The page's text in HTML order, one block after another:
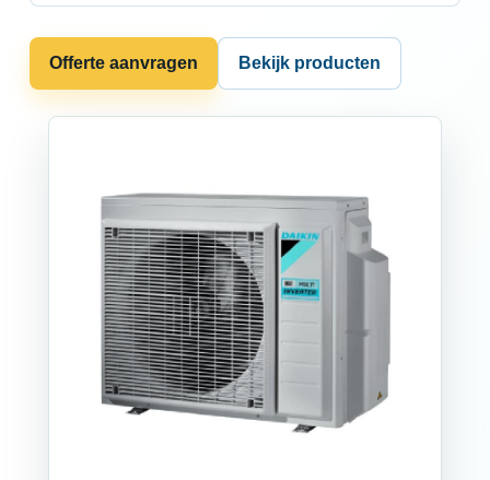
Offerte aanvragen Bekijk producten